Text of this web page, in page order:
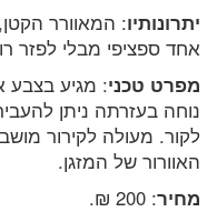
יתרונותיו
אחד ספציפי מבלי לפזר
מפרט טכני: מגיע בצבע
נוחה בעזרתה ניתן
לקור. מעולה לקירור
האוורור של המזגן.
מחיר: 200 ₪.